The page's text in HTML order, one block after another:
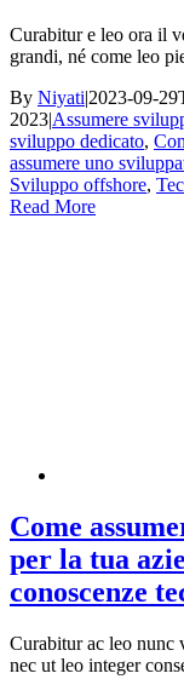
Curabitur e leo ora il
grandi, né come leo
By Niyati|2023-09-
2023|Assumere
sviluppo dedicato,
assumere uno
Sviluppo offshore,
Read More
Come
per la tua
conoscenze
Curabitur ac leo nunc
nec ut leo integer